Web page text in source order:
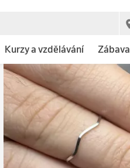
Kurzy a vzdělávání Zábava